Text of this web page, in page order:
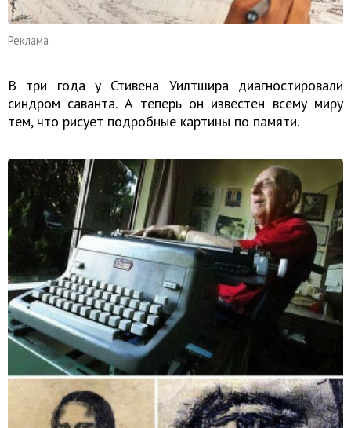
Реклама
В три года у Стивена Уилтшира диагностировали
синдром саванта. А теперь он известен всему миру
тем, что рисует подробные картины по памяти.